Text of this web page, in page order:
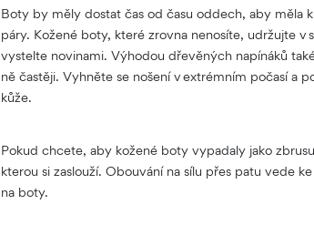
Boty by měly dostat čas od času oddech, aby měla
páry. Kožené boty, které zrovna nenosíte, udržujte v
vystelte novinami. Výhodou dřevěných napínáků
ně častěji. Vyhněte se nošení v extrémním počasí a
kůže.
Pokud chcete, aby kožené boty vypadaly jako
kterou si zaslouží. Obouvání na sílu přes patu vede
na boty.